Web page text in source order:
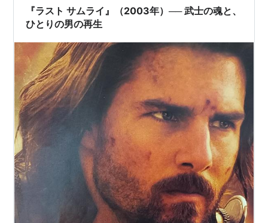
『ラスト サムライ』（2003年）── 武士の魂と、
ひとりの男の再生